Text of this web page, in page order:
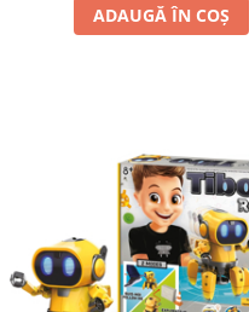
ADAUGĂ ÎN COȘ